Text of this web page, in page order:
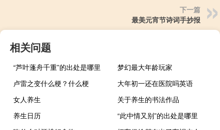
下一篇
最美元宵节诗词手抄报
相关问题
“芦叶蓬舟千重”的出处是哪里
梦幻最大年龄玩家
卢雷之变什么梗？什么梗
大年初一还在医院吗英语
女人养生
关于养生的书法作品
养生日历
“此中情又别”的出处是哪里